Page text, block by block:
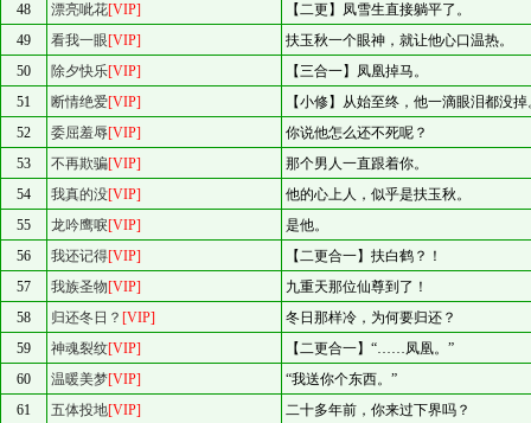
48
漂亮呲花[VIP]
【二更】凤雪生直接躺平了。
49
看我一眼[VIP]
扶玉秋一个眼神，就让他心口温热。
50
除夕快乐[VIP]
【三合一】凤凰掉马。
51
断情绝爱[VIP]
【小修】从始至终，他一滴眼泪都没掉
52
委屈羞辱[VIP]
你说他怎么还不死呢？
53
不再欺骗[VIP]
那个男人一直跟着你。
54
我真的没[VIP]
他的心上人，似乎是扶玉秋。
55
龙吟鹰唳[VIP]
是他。
56
我还记得[VIP]
【二更合一】扶白鹤？！
57
我族圣物[VIP]
九重天那位仙尊到了！
58
归还冬日？ [VIP]
冬日那样冷，为何要归还？
59
神魂裂纹[VIP]
【二更合一】“……凤凰。”
60
温暖美梦[VIP]
“我送你个东西。”
61
五体投地[VIP]
二十多年前，你来过下界吗？